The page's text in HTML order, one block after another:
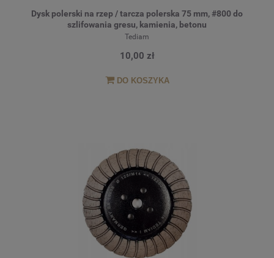
Dysk polerski na rzep / tarcza polerska 75 mm, #800 do
szlifowania gresu, kamienia, betonu
Tediam
10,00 zł
DO KOSZYKA